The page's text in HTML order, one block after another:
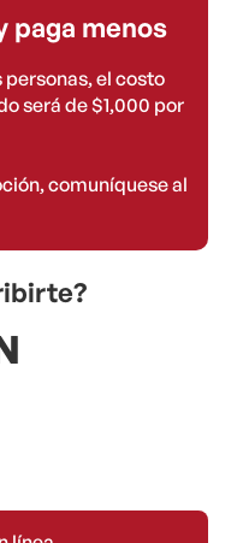
paga menos
personas, el costo
será de $1,000 por
comuníquese al